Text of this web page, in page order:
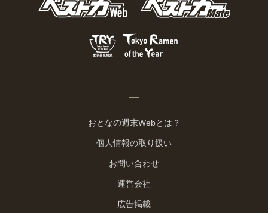
おとなの週末Webとは？
個人情報の取り扱い
お問い合わせ
運営会社
広告掲載